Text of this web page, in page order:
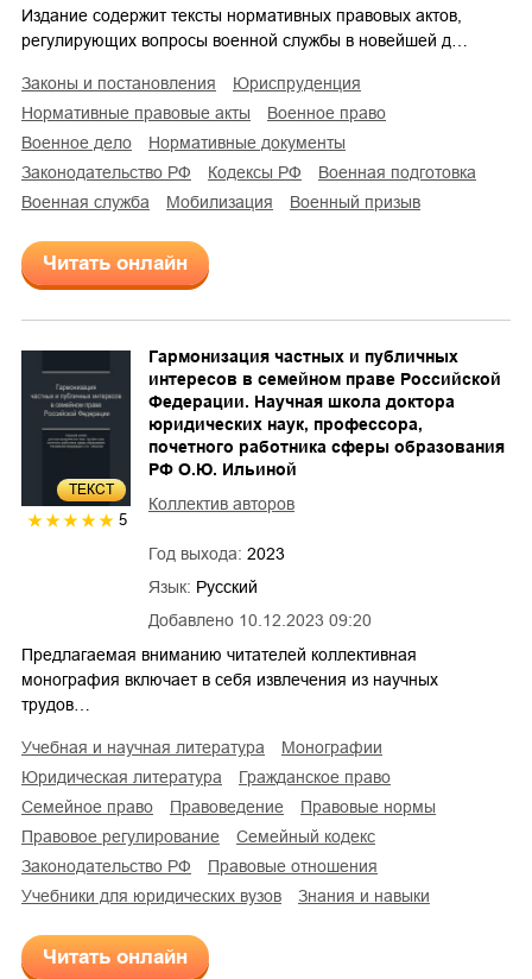
Издание содержит тексты нормативных правовых актов,
регулирующих вопросы военной службы в новейшей д…
законы и постановления
юриспруденция
нормативные правовые акты
военное право
военное дело
нормативные документы
законодательство РФ
кодексы РФ
военная подготовка
военная служба
мобилизация военный призыв
Читать онлайн
ТЕКСТ
5
Добавлено 10.12.2023 09:20
Гармонизация частных и публичных
интересов в семейном праве Российской
Федерации. Научная школа доктора
юридических наук, профессора,
почетного работника сферы образования
РФ О.Ю. Ильиной
Коллектив авторов
Год выхода: 2023
Язык: Русский
Предлагаемая вниманию читателей коллективная
монография включает в себя извлечения из научных
трудов…
учебная и научная литература
монографии
юридическая литература
гражданское право
семейное право
правоведение
правовые нормы
правовое регулирование
семейный кодекс
законодательство РФ
правовые отношения
учебники для юридических вузов
знания и навыки
Читать онлайн